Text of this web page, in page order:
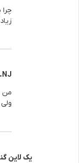
من
یک لاین